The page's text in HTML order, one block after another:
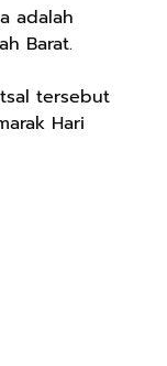
adalah
Barat.
tersebut
Hari